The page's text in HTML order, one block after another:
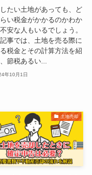
たい土地があっても、ど
い税金がかかるのかわか
安な人もいるでしょう。
事では、土地を売る際に
税金とその計算方法を紹
節税あるい...
年10月1日
土地売却